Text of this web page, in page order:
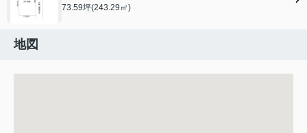
73.59坪(243.29㎡)
地図